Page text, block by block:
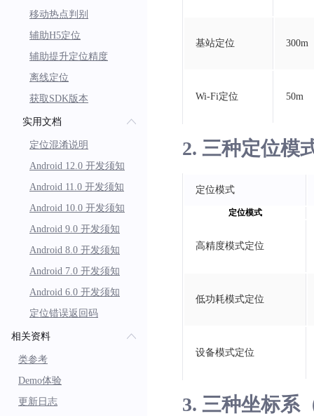
移动热点判别
辅助H5定位
辅助提升定位精度
离线定位
获取SDK版本
实用文档
定位混淆说明
Android 12.0 开发须知
Android 11.0 开发须知
Android 10.0 开发须知
Android 9.0 开发须知
Android 8.0 开发须知
Android 7.0 开发须知
Android 6.0 开发须知
定位错误返回码
相关资料
类参考
Demo体验
更新日志
基站定位 300m
Wi-Fi定位 50m
2. 三种定位模
定位模式
定位模式
高精度模式定位
低功耗模式定位
设备模式定位
3. 三种坐标系